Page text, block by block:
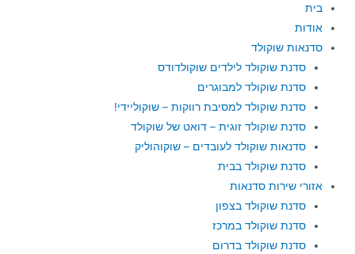
בית
אודות
סדנאות שוקולד
סדנת שוקולד לילדים שוקולדודס
סדנת שוקולד למבוגרים
סדנת שוקולד למסיבת רווקות – שוקוליידי!
סדנת שוקולד זוגית – דואט של שוקולד
סדנאות שוקולד לעובדים – שוקוהוליק
סדנת שוקולד בבית
אזורי שירות סדנאות
סדנת שוקולד בצפון
סדנת שוקולד במרכז
סדנת שוקולד בדרום